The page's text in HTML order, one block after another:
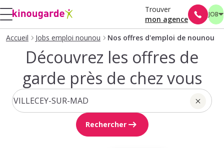
Trouver
mon agence
JOB
Accueil Jobs emploi nounou Nos offres d'emploi de nounou
Découvrez les offres de
garde près de chez vous
Rechercher